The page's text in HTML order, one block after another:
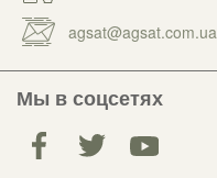
agsat@agsat.com.ua
Мы в соцсетях